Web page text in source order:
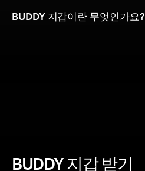
BUDDY 지갑이란 무엇인가요?
BUDDY 지갑 받기